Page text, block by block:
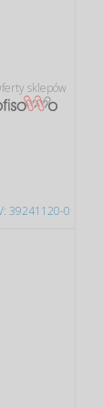
39241120-0
sklepów